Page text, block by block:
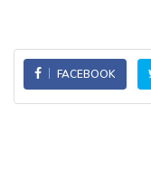
FACEBOOK